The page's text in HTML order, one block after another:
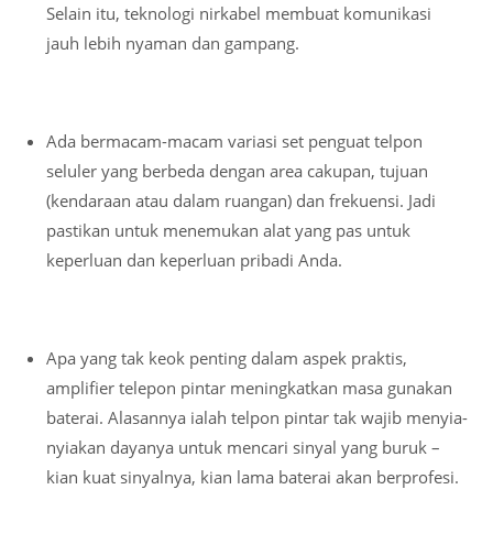
Selain itu, teknologi nirkabel membuat komunikasi
jauh lebih nyaman dan gampang.
Ada bermacam-macam variasi set penguat telpon
seluler yang berbeda dengan area cakupan, tujuan
(kendaraan atau dalam ruangan) dan frekuensi. Jadi
pastikan untuk menemukan alat yang pas untuk
keperluan dan keperluan pribadi Anda.
Apa yang tak keok penting dalam aspek praktis,
amplifier telepon pintar meningkatkan masa gunakan
baterai. Alasannya ialah telpon pintar tak wajib menyia-
nyiakan dayanya untuk mencari sinyal yang buruk –
kian kuat sinyalnya, kian lama baterai akan berprofesi.